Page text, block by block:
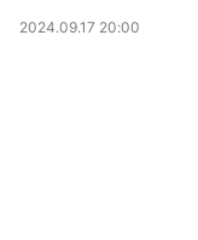
2024.09.17 20:00